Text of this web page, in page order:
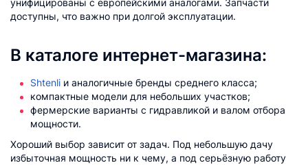
унифицированы с европейскими аналогами. Запчасти
доступны, что важно при долгой эксплуатации.
В каталоге интернет-магазина:
Shtenli и аналогичные бренды среднего класса;
компактные модели для небольших участков;
фермерские варианты с гидравликой и валом отбора
мощности.
Хороший выбор зависит от задач. Под небольшую дачу
избыточная мощность ни к чему, а под серьёзную работу